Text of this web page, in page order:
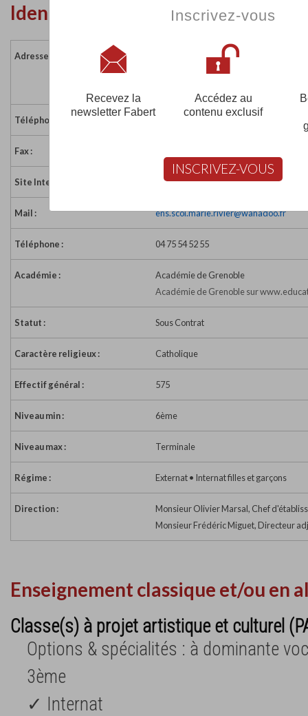
Identité de l'établissement
Adresse :
21 avenue Notre-Dame - BP 31
07700 BOURG ST ANDEOL
Téléphone :
Fax :
Site Internet : http://www.marie-rivier.com/
Mail : ens.scol.marie.rivier@wanadoo.fr
Téléphone : 04 75 54 52 55
Académie :
Académie de Grenoble
Académie de Grenoble sur
Statut : Sous Contrat
Caractère religieux : Catholique
Effectif général : 575
Niveau min : 6ème
Niveau max : Terminale
Régime : Externat • Internat filles et garçons
Direction :
Monsieur Olivier Marsal, Chef
Monsieur Frédéric Miguet, Directeur
Enseignement classique et/ou en
Classe(s) à projet artistique et culturel
Options & spécialités : à dominante
3ème
✓ Internat
Inscrivez-vous
Recevez la
newsletter Fabert
Accédez au
contenu exclusif
INSCRIVEZ-VOUS